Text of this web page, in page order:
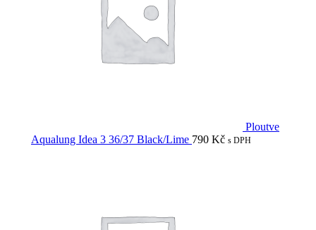
Ploutve
Aqualung Idea 3 36/37 Black/Lime 790 Kč s DPH